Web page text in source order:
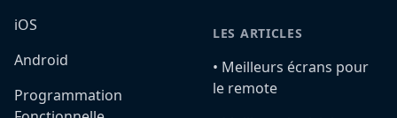
iOS
Android
Programmation
LES ARTICLES
•️ Meilleurs écrans pour
le remote